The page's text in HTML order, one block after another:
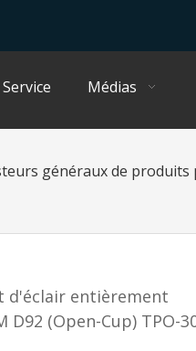
Service Médias
généraux de produits
d'éclair entièrement
D92 (Open-Cup) TPO-